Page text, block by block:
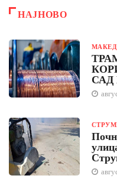
НАЈНОВО